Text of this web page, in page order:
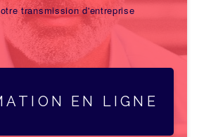
transmission d'entreprise
EN LIGNE